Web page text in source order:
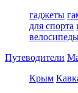
гаджеты
для спорта
Путеводители
Крым